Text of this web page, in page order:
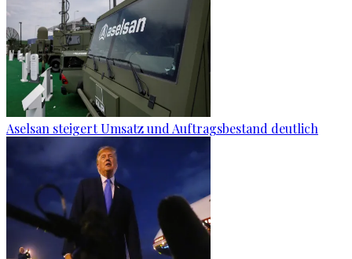
Aselsan steigert Umsatz und Auftragsbestand deutlich